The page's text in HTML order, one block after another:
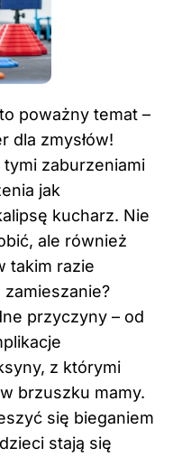
poważny temat –
dla zmysłów!
tymi zaburzeniami
jak
kucharz. Nie
ale również
takim razie
przyczyny – od
z którymi
brzuszku mamy.
się bieganiem
stają się